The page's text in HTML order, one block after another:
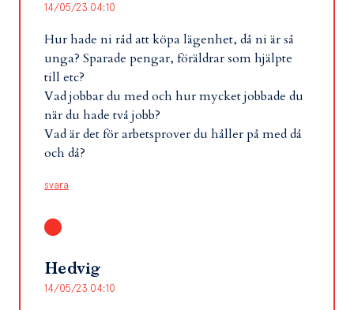
14/05/23 04:10
Hur hade ni råd att köpa lägenhet, då ni är så
unga? Sparade pengar, föräldrar som hjälpte
till etc?
Vad jobbar du med och hur mycket jobbade du
när du hade två jobb?
Vad är det för arbetsprover du håller på med då
och då?
svara
Hedvig
14/05/23 04:10